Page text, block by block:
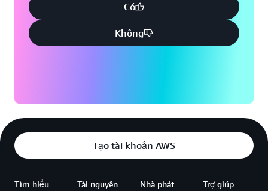
Có
Không
Tạo tài khoản AWS
Tìm hiểu Tài nguyên
Nhà phát
Trợ giúp